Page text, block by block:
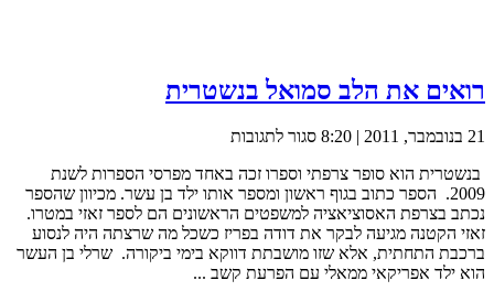
רואים את הלב סמואל בנשטרית
21 בנובמבר, 2011 | 8:20 סגור לתגובותעל
את
הלב
סמואל
בנשטרית
בנשטרית הוא סופר צרפתי וספרו זכה באחד מפרסי הספרות לשנת
2009. הספר כתוב בגוף ראשון ומספר אותו ילד בן עשר. מכיוון שהספר
נכתב בצרפת האסוציאציה למשפטים הראשונים הם לספר זאזי במטרו.
זאזי הקטנה מגיעה לבקר את דודה בפריז כשכל מה שרצתה היה לנסוע
ברכבת התחתית, אלא שזו מושבתת דווקא בימי ביקורה. שרלי בן העשר
הוא ילד אפריקאי ממאלי עם הפרעת קשב ...